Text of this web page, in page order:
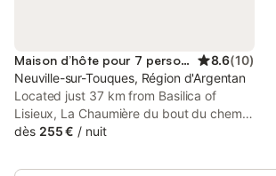
Maison d’hôte pour 7 personnes 8.6(10)
Neuville-sur-Touques, Région d'Argentan
Located just 37 km from Basilica of
Lisieux, La Chaumière du bout du chemin
- Calme - Chambre RDC features
with access to a garden, a shared
dès 255 € / nuit